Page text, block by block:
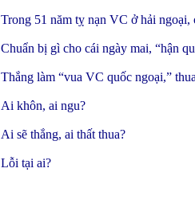
Trong 51 năm tỵ nạn VC ở hải
Chuẩn bị gì cho cái ngày mai, “hận
Thắng làm “vua VC quốc ngoại,”
Ai khôn, ai ngu?
Ai sẽ thắng, ai thất thua?
Lỗi tại ai?